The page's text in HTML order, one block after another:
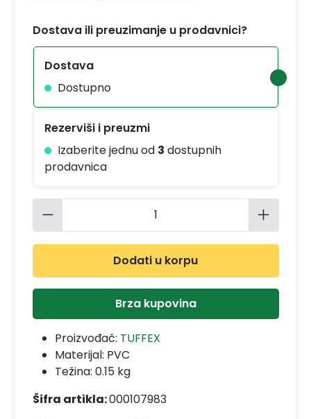
Dostava ili preuzimanje u prodavnici?
Dostava
Dostupno
Rezerviši i preuzmi
Izaberite jednu od 3 dostupnih
prodavnica
Količina proizvoda: Unesite
Dodati u korpu
Brza kupovina
Proizvođač: TUFFEX
Materijal: PVC
Težina: 0.15 kg
Šifra artikla:000107983